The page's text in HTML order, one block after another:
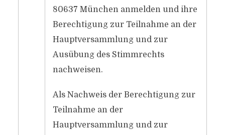
80637 München anmelden und ihre
Berechtigung zur Teilnahme an der
Hauptversammlung und zur
Ausübung des Stimmrechts
nachweisen.
Als Nachweis der Berechtigung zur
Teilnahme an der
Hauptversammlung und zur